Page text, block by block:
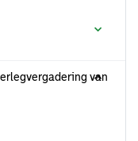
van